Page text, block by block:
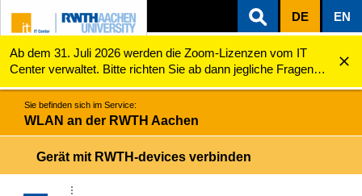
ZUM INHALTSBEREICH
ZUR HAUPTNAVIGATION
ZUR SUCHE
DE EN
Ab dem 31. Juli 2026 werden die Zoom-Lizenzen vom IT
Center verwaltet. Bitte richten Sie ab dann jegliche Fragen
zu den Zoom-Lizenzen (z.B. Probleme mit dem Login) an
servicedesk@itc.rwth-aachen.de.
WLAN an der RWTH Aachen Geräte verbinden
Sie befinden sich im Service:
WLAN an der RWTH Aachen
Gerät mit RWTH-devices verbinden